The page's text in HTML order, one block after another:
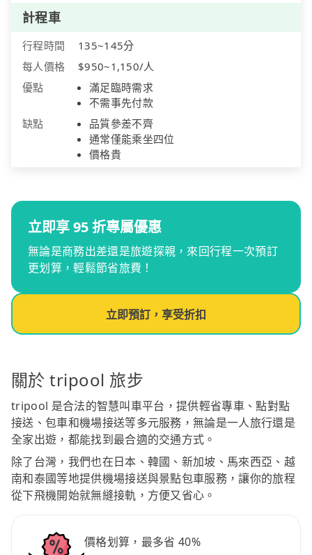
計程車
行程時間
135~145分
每人價格
$950~1,150/人
優點
滿足臨時需求
不需事先付款
缺點
品質參差不齊
通常僅能乘坐四位
價格貴
立即享 95 折專屬優惠
無論是商務出差還是旅遊探親，來回行程一次預訂
更划算，輕鬆節省旅費！
立即預訂，享受折扣
關於 tripool 旅步
tripool 是合法的智慧叫車平台，提供輕省專車、點對點
接送、包車和機場接送等多元服務，無論是一人旅行還是
全家出遊，都能找到最合適的交通方式。
除了台灣，我們也在日本、韓國、新加坡、馬來西亞、越
南和泰國等地提供機場接送與景點包車服務，讓你的旅程
從下飛機開始就無縫接軌，方便又省心。
價格划算，最多省 40%